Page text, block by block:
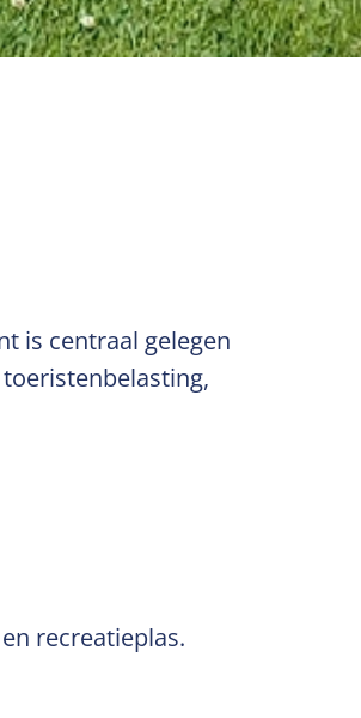
is centraal gelegen
recreatieplas.